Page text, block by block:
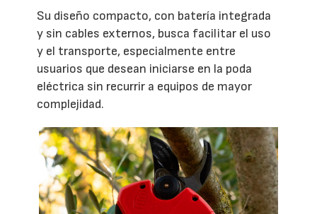
Su diseño compacto, con batería integrada
y sin cables externos, busca facilitar el uso
y el transporte, especialmente entre
usuarios que desean iniciarse en la poda
eléctrica sin recurrir a equipos de mayor
complejidad.